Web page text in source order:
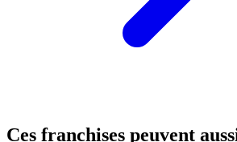
Ces franchises peuvent